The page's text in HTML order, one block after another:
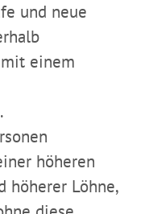
und neue
einem
höheren
höherer Löhne,